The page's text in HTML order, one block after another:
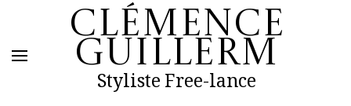
Clémence
Guillerm
Styliste Free-lance